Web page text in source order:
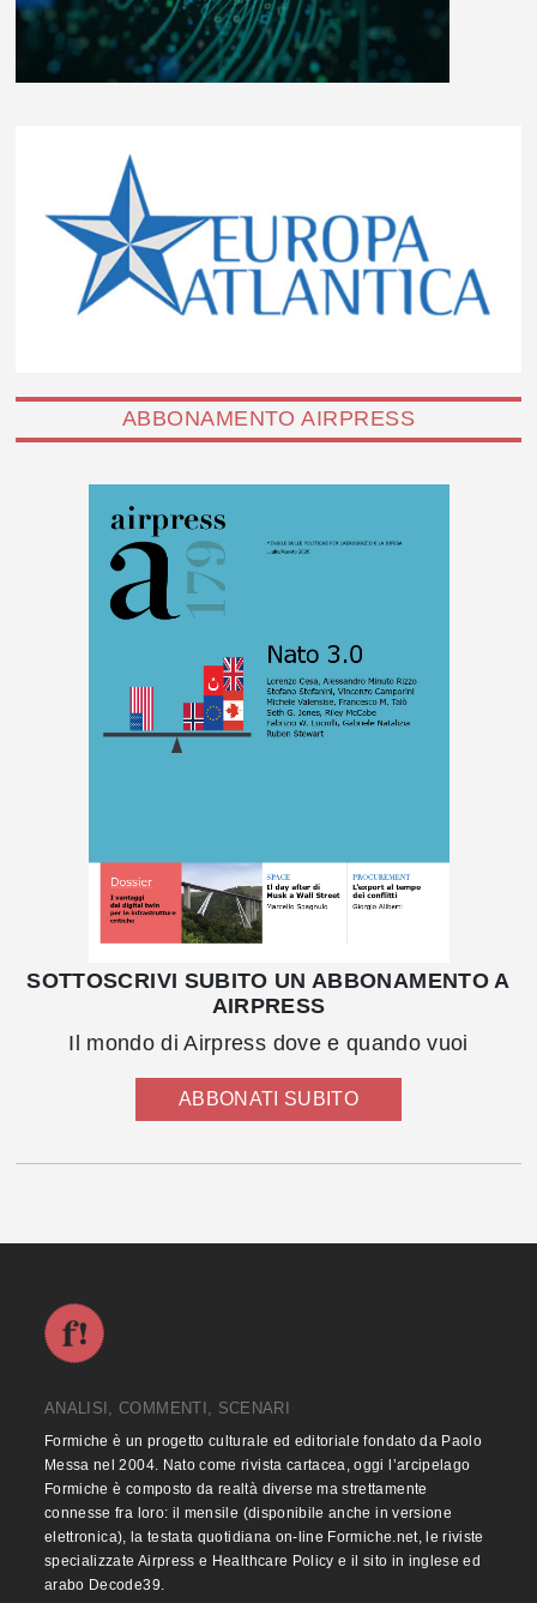
ABBONAMENTO AIRPRESS
SOTTOSCRIVI SUBITO UN ABBONAMENTO A
AIRPRESS
Il mondo di Airpress dove e quando vuoi
ABBONATI SUBITO
ANALISI, COMMENTI, SCENARI
Formiche è un progetto culturale ed editoriale fondato da Paolo
Messa nel 2004. Nato come rivista cartacea, oggi l’arcipelago
Formiche è composto da realtà diverse ma strettamente
connesse fra loro: il mensile (disponibile anche in versione
elettronica), la testata quotidiana on-line Formiche.net, le riviste
specializzate Airpress e Healthcare Policy e il sito in inglese ed
arabo Decode39.